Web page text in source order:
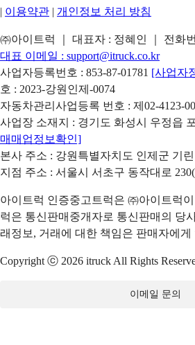
| 이용약관 | 개인정보 처리 방침
㈜아이트럭 ｜ 대표자 : 정혜인 ｜ 전화
대표 이메일 : support@itruck.co.kr
사업자등록번호 : 853-87-01781 [사업자
호 : 2023-강원인제-0074
자동차관리사업등록 번호 : 제02-4123-
사업장 소재지 : 경기도 화성시 우정읍
매매업정보확인]
본사 주소 : 강원특별자치도 인제군 기린
지점 주소 : 서울시 서초구 동작대로
아이트럭 인증중고트럭은 ㈜아이트럭
럭은 통신판매중개자로 통신판매의 당
래정보, 거래에 대한 책임은 판매자에게
Copyright ⓒ 2026 itruck All Rights
이메일 문의